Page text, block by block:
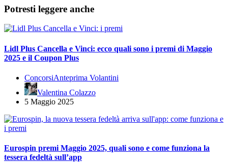
Potresti leggere anche
Lidl Plus Cancella e Vinci: ecco quali sono i premi di Maggio
2025 e il Coupon Plus
ConcorsiAnteprima Volantini
Valentina Colazzo
5 Maggio 2025
Eurospin premi Maggio 2025, quali sono e come funziona la
tessera fedeltà sull’app